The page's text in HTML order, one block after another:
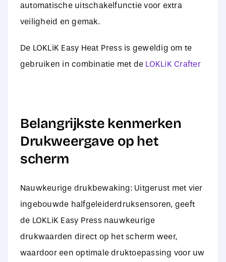
automatische uitschakelfunctie voor extra
veiligheid en gemak.
De LOKLiK Easy Heat Press is geweldig om te
gebruiken in combinatie met de LOKLiK Crafter
Belangrijkste kenmerken
Drukweergave op het
scherm
Nauwkeurige drukbewaking: Uitgerust met vier
ingebouwde halfgeleiderdruksensoren, geeft
de LOKLiK Easy Press nauwkeurige
drukwaarden direct op het scherm weer,
waardoor een optimale druktoepassing voor uw